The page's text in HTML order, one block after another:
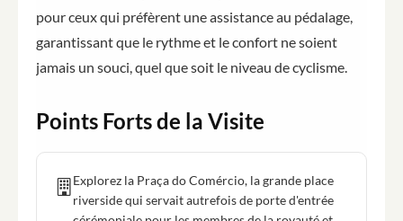
pour ceux qui préfèrent une assistance au pédalage,
garantissant que le rythme et le confort ne soient
jamais un souci, quel que soit le niveau de cyclisme.
Points Forts de la Visite
Explorez la Praça do Comércio, la grande place
riverside qui servait autrefois de porte d'entrée